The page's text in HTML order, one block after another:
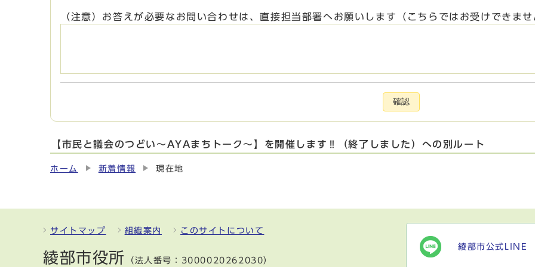
（注意）お答えが必要なお問い合わせは、直接担当部署へお願いします（こちらではお受けできま
確認
【市民と議会のつどい～AYAまちトーク～】を開催します‼（終了しました）への別ルート
ホーム 新着情報 現在地
サイトマップ 組織案内 このサイトについて
綾部市役所 （法人番号：3000020262030）
綾部市公式LINE